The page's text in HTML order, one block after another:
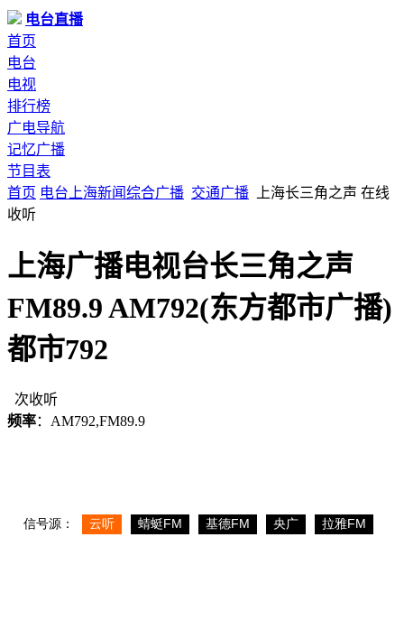
电台直播
首页
电台
电视
排行榜
广电导航
记忆广播
节目表
首页 电台 上海新闻综合广播 交通广播
上海长三角之声 在线
收听
上海广播电视台长三角之声
FM89.9 AM792(东方都市广播)
都市792
次收听
频率：AM792,FM89.9